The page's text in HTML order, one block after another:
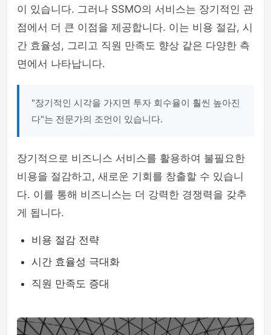
이 있습니다. 그러나 SSMO의 서비스는 장기적인 관
점에서 더 큰 이점을 제공합니다. 이는 비용 절감, 시
간 효율성, 그리고 직원 만족도 향상 같은 다양한 측
면에서 나타납니다.
"장기적인 시각을 가지면 투자 회수율이 훨씬 높아진
다"는 전문가의 조언이 있습니다.
장기적으로 비즈니스 서비스를 활용하여 불필요한
비용을 절감하고, 새로운 기회를 창출할 수 있습니
다. 이를 통해 비즈니스는 더 강력한 경쟁력을 갖추
게 됩니다.
비용 절감 전략
시간 효율성 극대화
직원 만족도 증대